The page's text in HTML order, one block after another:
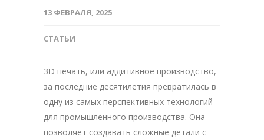
13 ФЕВРАЛЯ, 2025
СТАТЬИ
3D печать, или аддитивное производство,
за последние десятилетия превратилась в
одну из самых перспективных технологий
для промышленного производства. Она
позволяет создавать сложные детали с